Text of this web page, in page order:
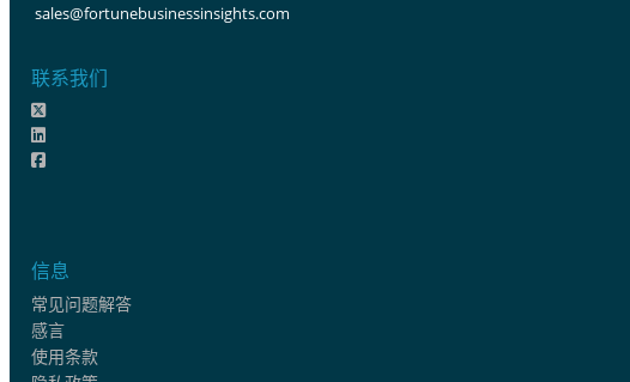
sales@fortunebusinessinsights.com
联系我们
信息
常见问题解答
感言
使用条款